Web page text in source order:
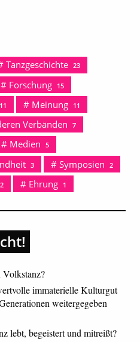
Tanzgeschichte 23
Forschung 15
11 Meinung 11
Verbänden 7
Medien 5
3 Symposien 2
2 Ehrung 1
Volkstanz?
immaterielle Kulturgut
weitergegeben
lebt, begeistert und mitreißt?